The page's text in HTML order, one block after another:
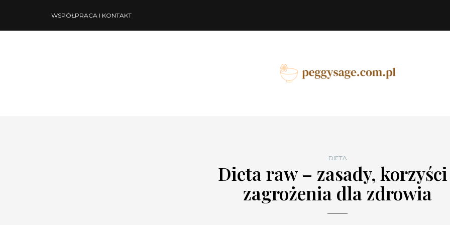
WSPÓŁPRACA I KONTAKT
DIETA
Dieta raw – zasady,
zagrożenia dla zdrowia